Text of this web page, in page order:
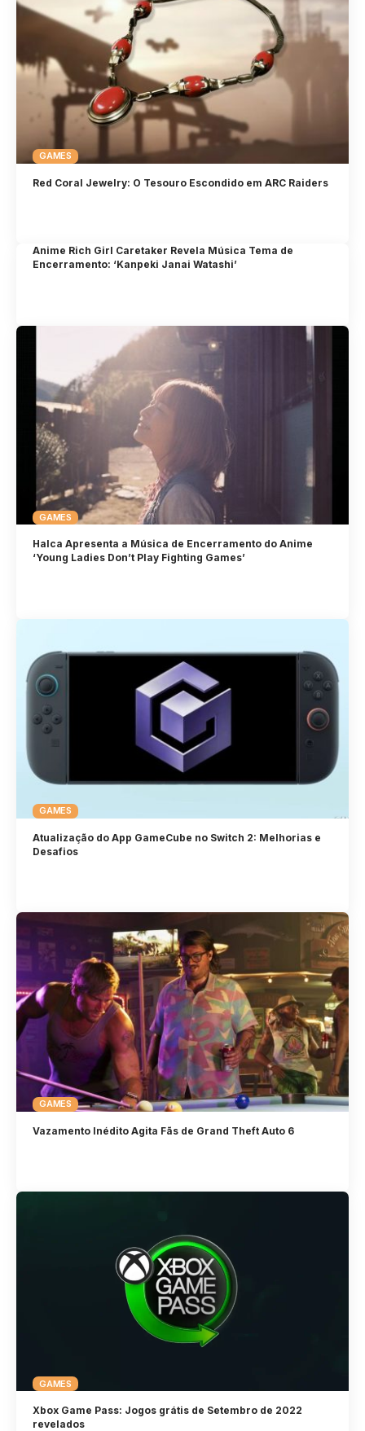
GAMES
Red Coral Jewelry: O Tesouro Escondido em ARC Raiders
Anime Rich Girl Caretaker Revela Música Tema de
Encerramento: ‘Kanpeki Janai Watashi’
GAMES
Halca Apresenta a Música de Encerramento do Anime
‘Young Ladies Don’t Play Fighting Games’
GAMES
Atualização do App GameCube no Switch 2: Melhorias e
Desafios
GAMES
Vazamento Inédito Agita Fãs de Grand Theft Auto 6
GAMES
Xbox Game Pass: Jogos grátis de Setembro de 2022
revelados